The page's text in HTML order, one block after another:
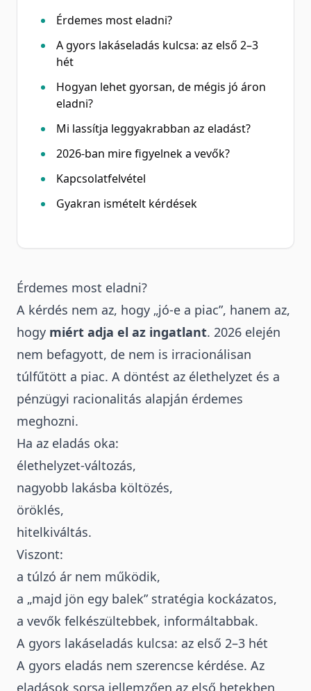
Érdemes most eladni?
A gyors lakáseladás kulcsa: az első 2–3
hét
Hogyan lehet gyorsan, de mégis jó áron
eladni?
Mi lassítja leggyakrabban az eladást?
2026-ban mire figyelnek a vevők?
Kapcsolatfelvétel
Gyakran ismételt kérdések
Érdemes most eladni?
A kérdés nem az, hogy „jó-e a piac”, hanem az,
hogy miért adja el az ingatlant. 2026 elején
nem befagyott, de nem is irracionálisan
túlfűtött a piac. A döntést az élethelyzet és a
pénzügyi racionalitás alapján érdemes
meghozni.
Ha az eladás oka:
élethelyzet-változás,
nagyobb lakásba költözés,
öröklés,
hitelkiváltás.
Viszont:
a túlzó ár nem működik,
a „majd jön egy balek” stratégia kockázatos,
a vevők felkészültebbek, informáltabbak.
A gyors lakáseladás kulcsa: az első 2–3 hét
A gyors eladás nem szerencse kérdése. Az
eladások sorsa jellemzően az első hetekben